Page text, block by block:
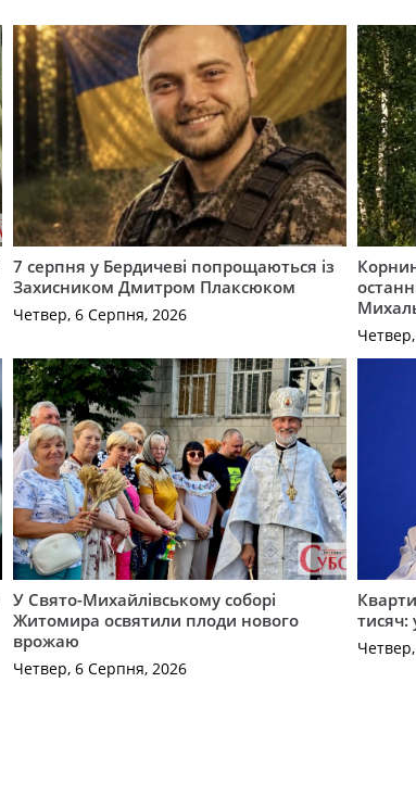
7 серпня у Бердичеві попрощаються із
Захисником Дмитром Плаксюком
Четвер, 6 Серпня, 2026
У Свято-Михайлівському соборі
Житомира освятили плоди нового
врожаю
Четвер, 6 Серпня, 2026